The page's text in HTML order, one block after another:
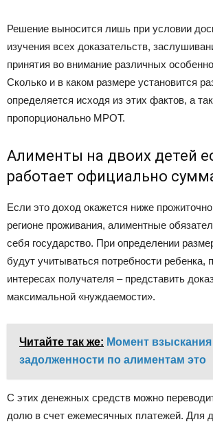
Решение выносится лишь при условии
изучения всех доказательств,
принятия во внимание различных
Сколько и в каком размере установится
определяется исходя из этих фактов, а
пропорционально МРОТ.
Алименты на двоих детей
работает официально
Если это доход окажется ниже
регионе проживания, алиментные
себя государство. При определении
будут учитываться потребности ребенка,
интересах получателя – представить
максимальной «нуждаемости».
Читайте так же: Момент взыскания
задолженности по алиментам это
С этих денежных средств можно
долю в счет ежемесячных платежей. Для